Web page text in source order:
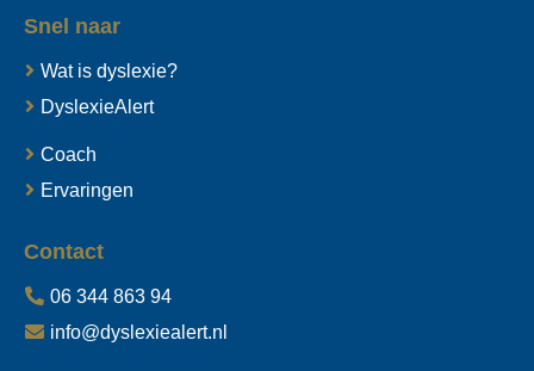
Snel naar
Wat is dyslexie?
DyslexieAlert
Coach
Ervaringen
Contact
06 344 863 94
info@dyslexiealert.nl